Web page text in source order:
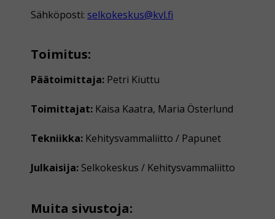
Sähköposti: selkokeskus@kvl.fi
Toimitus:
Päätoimittaja: Petri Kiuttu
Toimittajat: Kaisa Kaatra, Maria Österlund
Tekniikka: Kehitysvammaliitto / Papunet
Julkaisija: Selkokeskus / Kehitysvammaliitto
Muita sivustoja: